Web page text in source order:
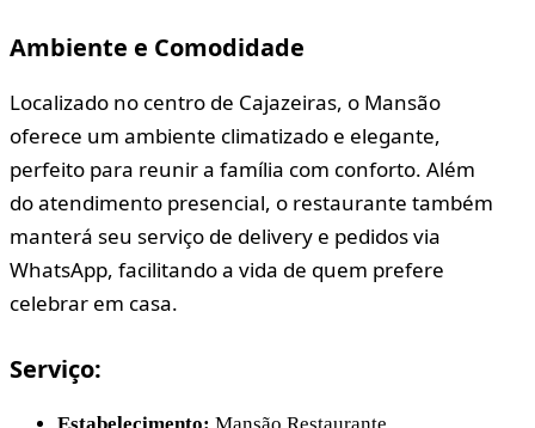
Ambiente e Comodidade
​Localizado no centro de Cajazeiras, o Mansão
oferece um ambiente climatizado e elegante,
perfeito para reunir a família com conforto. Além
do atendimento presencial, o restaurante também
manterá seu serviço de delivery e pedidos via
WhatsApp, facilitando a vida de quem prefere
celebrar em casa.
Serviço:
Estabelecimento: Mansão Restaurante